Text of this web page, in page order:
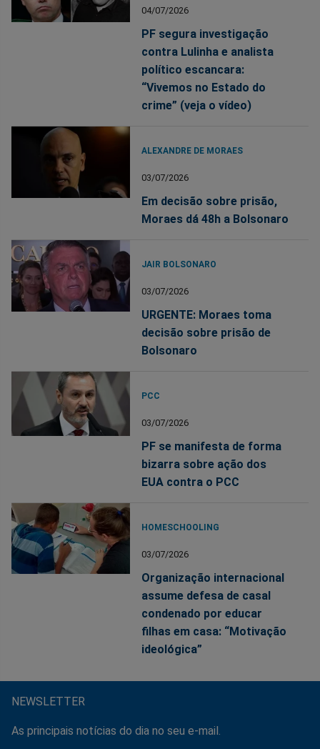
04/07/2026
PF segura investigação
contra Lulinha e analista
político escancara:
“Vivemos no Estado do
crime” (veja o vídeo)
ALEXANDRE DE MORAES
03/07/2026
Em decisão sobre prisão,
Moraes dá 48h a Bolsonaro
JAIR BOLSONARO
03/07/2026
URGENTE: Moraes toma
decisão sobre prisão de
Bolsonaro
PCC
03/07/2026
PF se manifesta de forma
bizarra sobre ação dos
EUA contra o PCC
HOMESCHOOLING
03/07/2026
Organização internacional
assume defesa de casal
condenado por educar
filhas em casa: “Motivação
ideológica”
NEWSLETTER
As principais notícias do dia no seu e-mail.